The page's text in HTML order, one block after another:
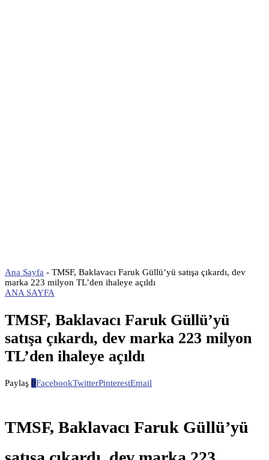
Ana Sayfa - TMSF, Baklavacı Faruk Güllü’yü satışa çıkardı, dev
marka 223 milyon TL’den ihaleye açıldı
ANA SAYFA
TMSF, Baklavacı Faruk Güllü’yü
satışa çıkardı, dev marka 223 milyon
TL’den ihaleye açıldı
Paylaş 0FacebookTwitterPinterestEmail
TMSF, Baklavacı Faruk Güllü’yü